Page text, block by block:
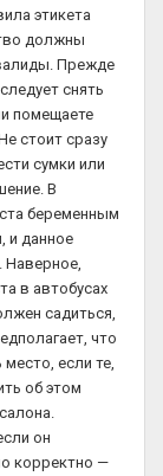
этикета
должны
Прежде
снять
помещаете
стоит сразу
сумки или
В
беременным
и данное
в автобусах
садиться,
что
если те,
об этом
он
корректно —